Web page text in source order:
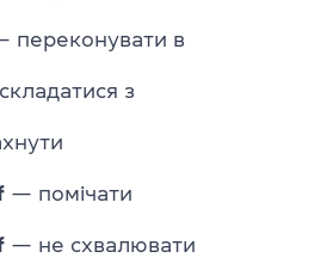
переконувати в
з
— помічати
— не схвалювати